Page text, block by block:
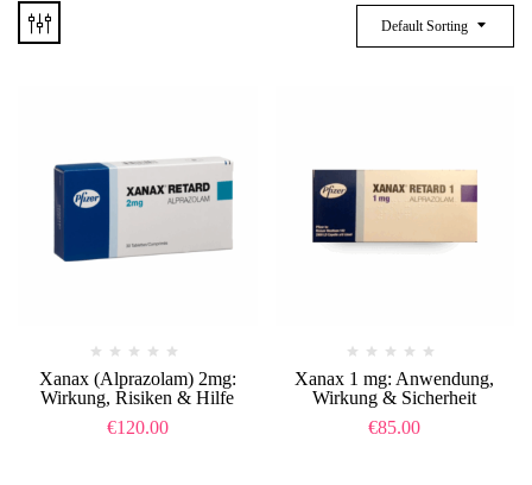
Default Sorting
Xanax (Alprazolam) 2mg:
Wirkung, Risiken & Hilfe
€120.00
Xanax 1 mg: Anwendung,
Wirkung & Sicherheit
€85.00